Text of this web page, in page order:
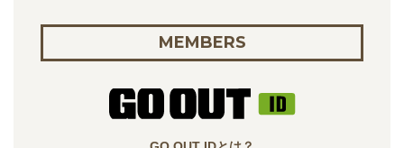
MEMBERS